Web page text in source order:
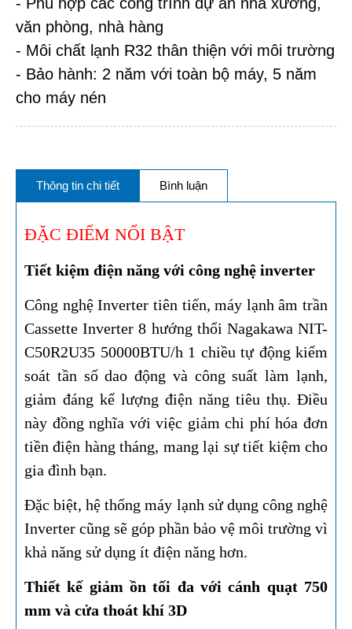
văn phòng, nhà hàng
- Môi chất lạnh R32 thân thiện với môi trường
- Bảo hành: 2 năm với toàn bộ máy, 5 năm
cho máy nén
Thông tin chi tiết Bình luận
ĐẶC ĐIỂM NỔI BẬT
Tiết kiệm điện năng với công nghệ inverter
Công nghệ Inverter tiên tiến, máy lạnh âm trần
Cassette Inverter 8 hướng thổi Nagakawa NIT-
C50R2U35 50000BTU/h 1 chiều tự động kiểm
soát tần số dao động và công suất làm lạnh,
giảm đáng kể lượng điện năng tiêu thụ. Điều
này đồng nghĩa với việc giảm chi phí hóa đơn
tiền điện hàng tháng, mang lại sự tiết kiệm cho
gia đình bạn.
Đặc biệt, hệ thống máy lạnh sử dụng công nghệ
Inverter cũng sẽ góp phần bảo vệ môi trường vì
khả năng sử dụng ít điện năng hơn.
Thiết kế giảm ồn tối đa với cánh quạt 750
mm và cửa thoát khí 3D